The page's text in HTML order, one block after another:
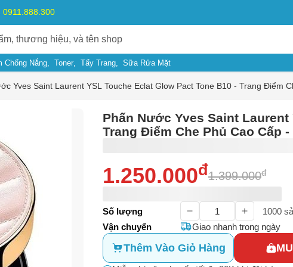
0911.888.300
Chống Nắng Toner Tẩy Trang Sữa Rửa Mặt
Yves Saint Laurent YSL Touche Eclat Glow Pact Tone B10 - Trang Điểm
Phấn Nước Yves Saint Laurent
Trang Điểm Che Phủ Cao Cấp
1.250.000đ1.399.000đ
Số lượng 1000
Vận chuyển
Giao nhanh trong ngày
Thêm Vào Giỏ Hàng